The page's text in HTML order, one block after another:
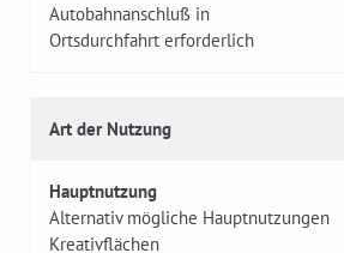
Autobahnanschluß in
Ortsdurchfahrt erforderlich
Art der Nutzung
Hauptnutzung
Alternativ mögliche Hauptnutzungen
Kreativflächen